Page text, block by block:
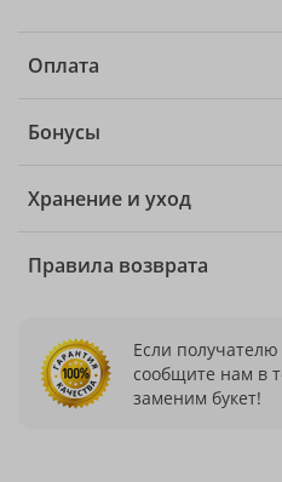
Оплата
Бонусы
Хранение и уход
Правила возврата
Если
сообщите нам в
заменим букет!